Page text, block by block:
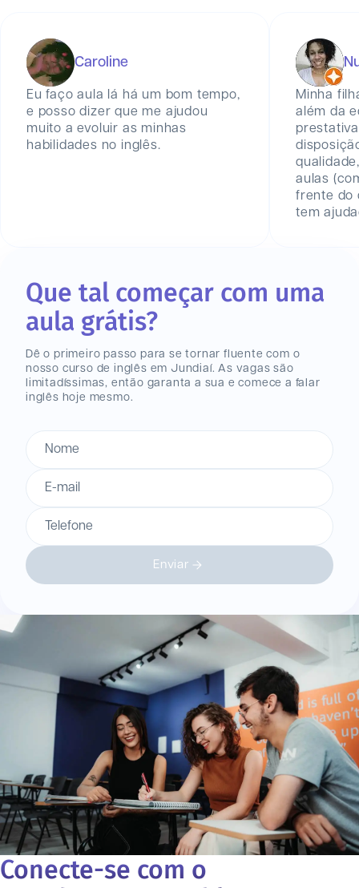
Caroline
Eu faço aula lá há um bom tempo,
e posso dizer que me ajudou
muito a evoluir as minhas
habilidades no inglês.
Minha
além da
aulas
frente do
tem
Que tal começar com uma
aula grátis?
Dê o primeiro passo para se tornar fluente com o
nosso curso de inglês em Jundiaí. As vagas são
limitadíssimas, então garanta a sua e comece a falar
inglês hoje mesmo.
Nome
E-mail
Telefone
Enviar
Conecte-se com o